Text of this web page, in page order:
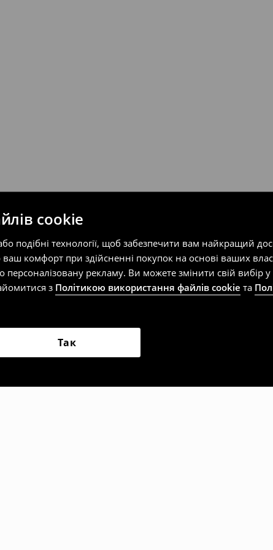
cookie
подібні технології, щоб забезпечити вам найкращий
ваш комфорт при здійсненні покупок на основі ваших
персоналізовану рекламу. Ви можете змінити свій
з Політикою використання файлів cookie та
Так